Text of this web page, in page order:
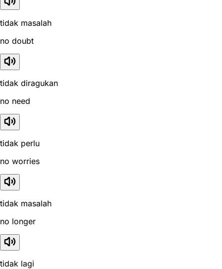
tidak masalah
no doubt
tidak diragukan
no need
tidak perlu
no worries
tidak masalah
no longer
tidak lagi